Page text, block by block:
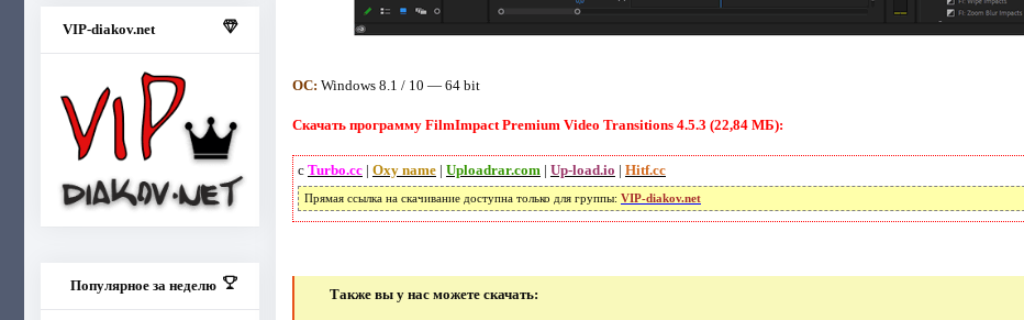
VIP-diakov.net
Популярное за неделю
ОС: Windows 8.1 / 10 — 64 bit
Скачать программу FilmImpact Premium Video Transitions 4.5.3 (22,84 МБ):
с Turbo.cc| Oxy name| Uploadrar.com | Up-load.io | Hitf.cc
Прямая ссылка на скачивание доступна только для группы: VIP-diakov.net
Также вы у нас можете скачать: